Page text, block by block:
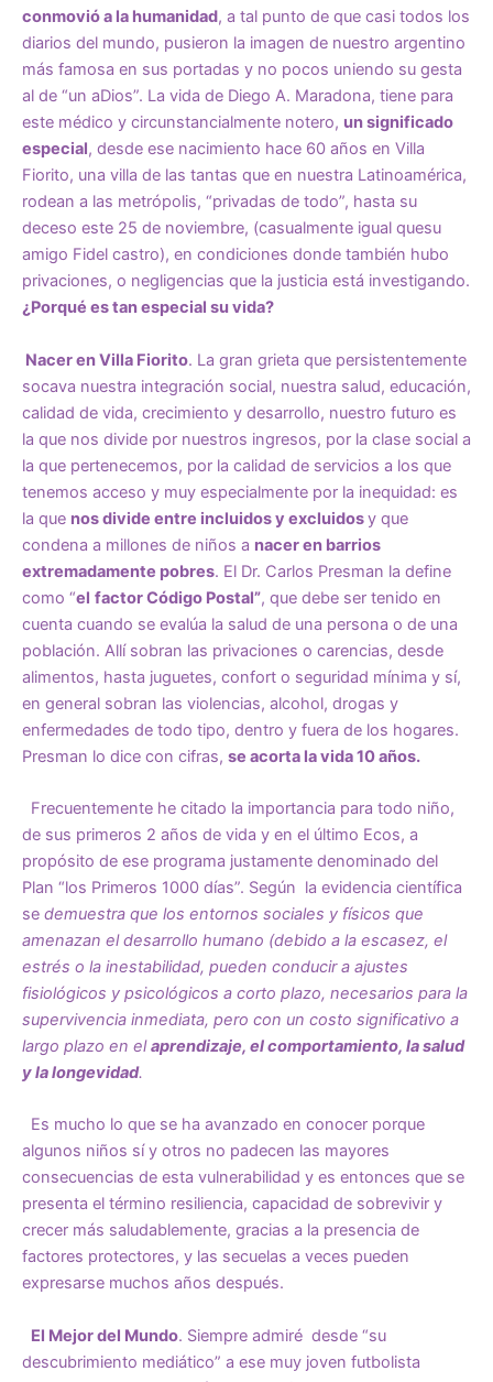
conmovió a la humanidad, a tal punto de que casi todos los
diarios del mundo, pusieron la imagen de nuestro argentino
más famosa en sus portadas y no pocos uniendo su gesta
al de “un aDios”. La vida de Diego A. Maradona, tiene para
este médico y circunstancialmente notero, un significado
especial, desde ese nacimiento hace 60 años en Villa
Fiorito, una villa de las tantas que en nuestra Latinoamérica,
rodean a las metrópolis, “privadas de todo”, hasta su
deceso este 25 de noviembre, (casualmente igual quesu
amigo Fidel castro), en condiciones donde también hubo
privaciones, o negligencias que la justicia está investigando.
¿Porqué es tan especial su vida?
Nacer en Villa Fiorito. La gran grieta que persistentemente
socava nuestra integración social, nuestra salud, educación,
calidad de vida, crecimiento y desarrollo, nuestro futuro es
la que nos divide por nuestros ingresos, por la clase social a
la que pertenecemos, por la calidad de servicios a los que
tenemos acceso y muy especialmente por la inequidad: es
la que nos divide entre incluidos y excluidosy que
condena a millones de niños a nacer en barrios
extremadamente pobres. El Dr. Carlos Presman la define
como “el factor Código Postal”, que debe ser tenido en
cuenta cuando se evalúa la salud de una persona o de una
población. Allí sobran las privaciones o carencias, desde
alimentos, hasta juguetes, confort o seguridad mínima y sí,
en general sobran las violencias, alcohol, drogas y
enfermedades de todo tipo, dentro y fuera de los hogares.
Presman lo dice con cifras, se acorta la vida 10 años.
Frecuentemente he citado la importancia para todo niño,
de sus primeros 2 años de vida y en el último Ecos, a
propósito de ese programa justamente denominado del
Plan “los Primeros 1000 días”. Según la evidencia científica
se demuestra que los entornos sociales y físicos que
amenazan el desarrollo humano (debido a la escasez, el
estrés o la inestabilidad, pueden conducir a ajustes
fisiológicos y psicológicos a corto plazo, necesarios para la
supervivencia inmediata, pero con un costo significativo a
largo plazo en elaprendizaje, el comportamiento, la salud
y la longevidad.
Es mucho lo que se ha avanzado en conocer porque
algunos niños sí y otros no padecen las mayores
consecuencias de esta vulnerabilidad y es entonces que se
presenta el término resiliencia, capacidad de sobrevivir y
crecer más saludablemente, gracias a la presencia de
factores protectores, y las secuelas a veces pueden
expresarse muchos años después.
El Mejor del Mundo. Siempre admiré desde “su
descubrimiento mediático” a ese muy joven futbolista